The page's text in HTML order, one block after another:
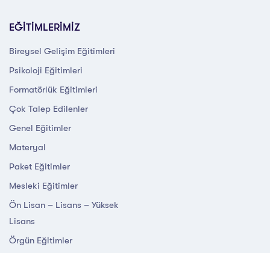
EĞİTİMLERİMİZ
Bireysel Gelişim Eğitimleri
Psikoloji Eğitimleri
Formatörlük Eğitimleri
Çok Talep Edilenler
Genel Eğitimler
Materyal
Paket Eğitimler
Mesleki Eğitimler
Ön Lisan – Lisans – Yüksek
Lisans
Örgün Eğitimler